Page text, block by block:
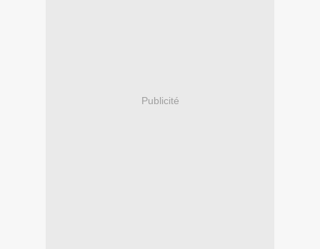
Publicité